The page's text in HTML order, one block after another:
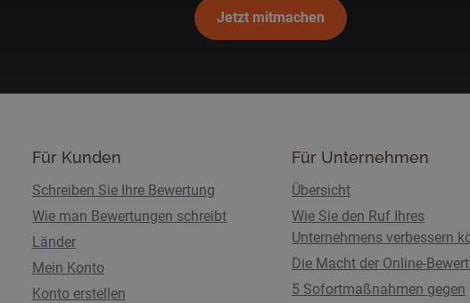
Jetzt mitmachen
Für Kunden
Schreiben Sie Ihre Bewertung
Wie man Bewertungen schreibt
Länder
Mein Konto
Konto erstellen
Für Unternehmen
Übersicht
Wie Sie den Ruf Ihres
Unternehmens verbessern
Die Macht der Online-
5 Sofortmaßnahmen gegen